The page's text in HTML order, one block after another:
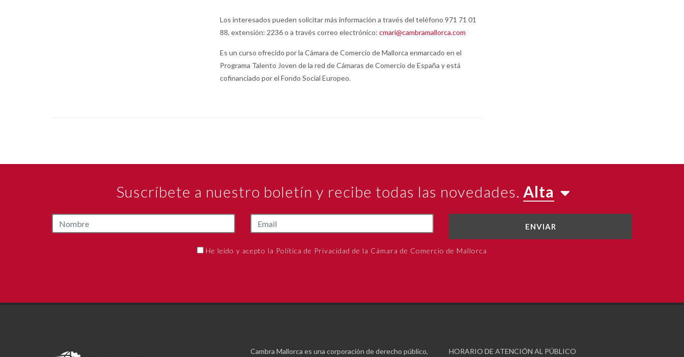
Los interesados pueden solicitar más información a través del teléfono 971 71 01
88, extensión: 2236 o a través correo electrónico: cmari@cambramallorca.com
Es un curso ofrecido por la Cámara de Comercio de Mallorca enmarcado en el
Programa Talento Joven de la red de Cámaras de Comercio de España y está
cofinanciado por el Fondo Social Europeo.
Suscríbete a nuestro boletín y recibe todas las novedades. Alta
ENVIAR
He leído y acepto la Política de Privacidad de la Cámara de Comercio de Mallorca
Cambra Mallorca es una corporación de derecho público,
HORARIO DE ATENCIÓN AL PÚBLICO